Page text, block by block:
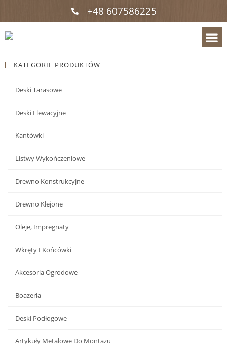
+48 607586225
KATEGORIE PRODUKTÓW
Deski Tarasowe
Deski Elewacyjne
Kantówki
Listwy Wykończeniowe
Drewno Konstrukcyjne
Drewno Klejone
Oleje, Impregnaty
Wkręty I Końcówki
Akcesoria Ogrodowe
Boazeria
Deski Podłogowe
Artykuły Metalowe Do Montażu